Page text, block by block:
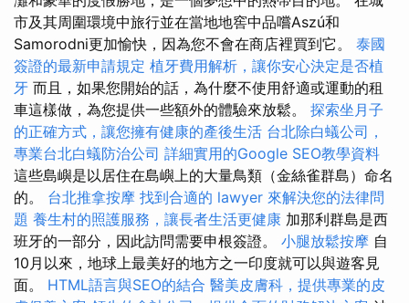
市及其周圍環境中旅行並在當地地窖中品嚐Aszú和
Samorodni更加愉快，因為您不會在商店裡買到它。 泰國
簽證的最新申請規定 植牙費用解析，讓你安心決定是否植
牙 而且，如果您開始的話，為什麼不使用舒適或運動的租
車這樣做，為您提供一些額外的體驗來放鬆。 探索坐月子
的正確方式，讓您擁有健康的產後生活 台北除白蟻公司，
專業台北白蟻防治公司 詳細實用的Google SEO教學資料
這些島嶼是以居住在島嶼上的大量鳥類（金絲雀群島）命名
的。 台北推拿按摩 找到合適的 lawyer 來解決您的法律問
題 養生村的照護服務，讓長者生活更健康 加那利群島是西
班牙的一部分，因此訪問需要申根簽證。 小腿放鬆按摩 自
10月以來，地球上最美好的地方之一印度就可以與遊客見
面。 HTML語言與SEO的結合 醫美皮膚科，提供專業的皮